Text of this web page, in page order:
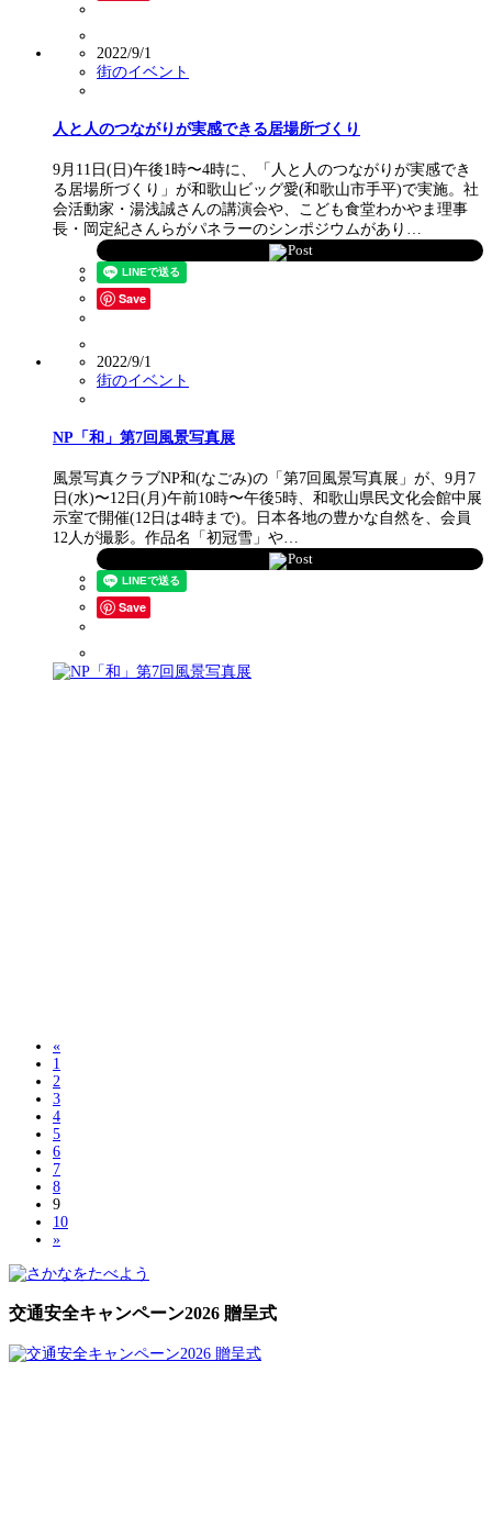
2022/9/1
街のイベント
人と人のつながりが実感できる居場所づくり
9月11日(日)午後1時〜4時に、「人と人のつながりが実感でき
る居場所づくり」が和歌山ビッグ愛(和歌山市手平)で実施。社
会活動家・湯浅誠さんの講演会や、こども食堂わかやま理事
長・岡定紀さんらがパネラーのシンポジウムがあり…
Post
Save
2022/9/1
街のイベント
NP「和」第7回風景写真展
風景写真クラブNP和(なごみ)の「第7回風景写真展」が、9月7
日(水)〜12日(月)午前10時〜午後5時、和歌山県民文化会館中展
示室で開催(12日は4時まで)。日本各地の豊かな自然を、会員
12人が撮影。作品名「初冠雪」や…
Post
Save
«
1
2
3
4
5
6
7
8
9
10
»
交通安全キャンペーン2026 贈呈式